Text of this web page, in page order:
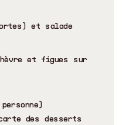
et salade
et figues sur
des desserts